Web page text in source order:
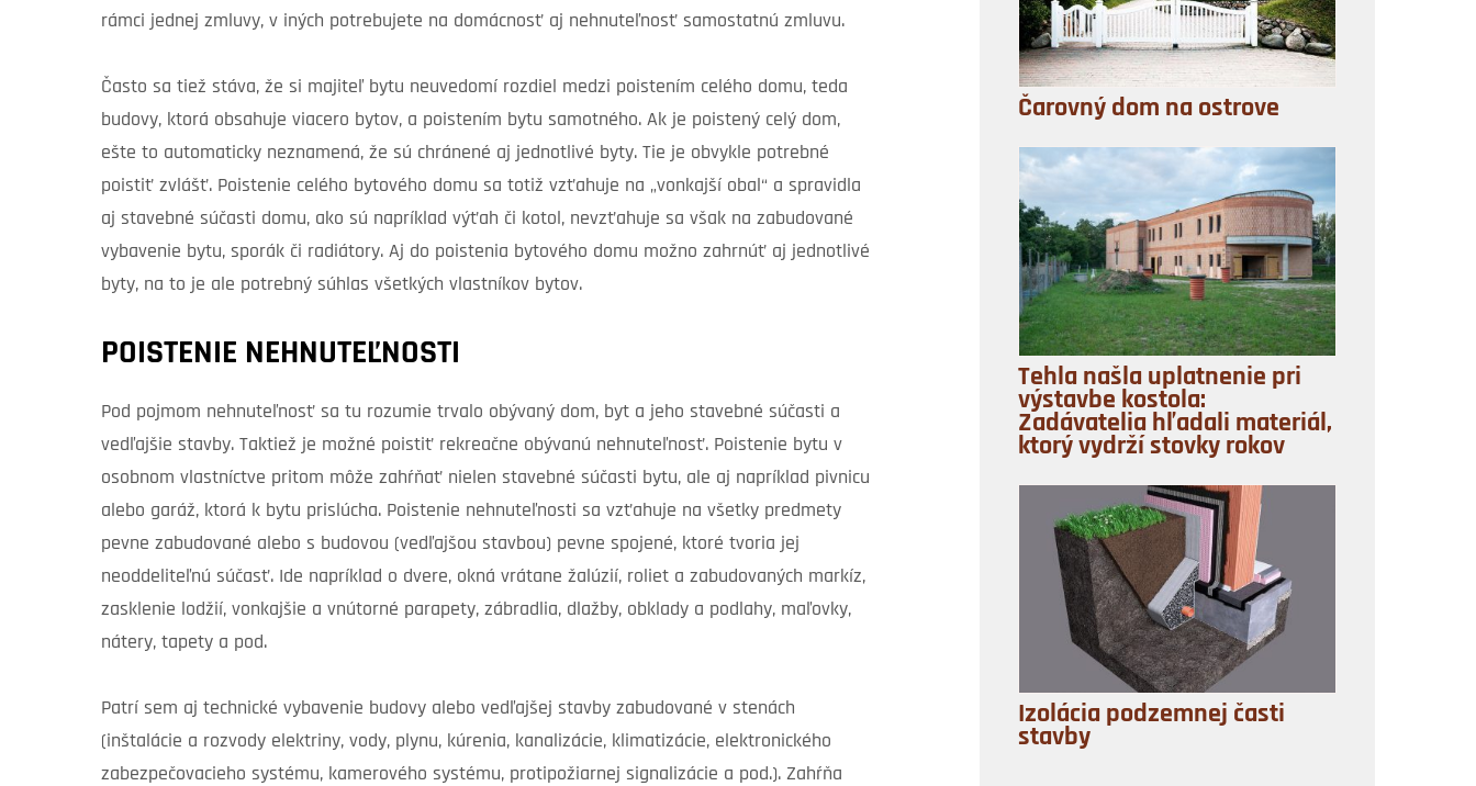
rámci jednej zmluvy, v iných potrebujete na domácnosť aj nehnuteľnosť samostatnú zmluvu.
Často sa tiež stáva, že si majiteľ bytu neuvedomí rozdiel medzi poistením celého domu, teda
budovy, ktorá obsahuje viacero bytov, a poistením bytu samotného. Ak je poistený celý dom,
ešte to automaticky neznamená, že sú chránené aj jednotlivé byty. Tie je obvykle potrebné
poistiť zvlášť. Poistenie celého bytového domu sa totiž vzťahuje na „vonkajší obal“ a spravidla
aj stavebné súčasti domu, ako sú napríklad výťah či kotol, nevzťahuje sa však na zabudované
vybavenie bytu, sporák či radiátory. Aj do poistenia bytového domu možno zahrnúť aj jednotlivé
byty, na to je ale potrebný súhlas všetkých vlastníkov bytov.
POISTENIE NEHNUTEĽNOSTI
Pod pojmom nehnuteľnosť sa tu rozumie trvalo obývaný dom, byt a jeho stavebné súčasti a
vedľajšie stavby. Taktiež je možné poistiť rekreačne obývanú nehnuteľnosť. Poistenie bytu v
osobnom vlastníctve pritom môže zahŕňať nielen stavebné súčasti bytu, ale aj napríklad pivnicu
alebo garáž, ktorá k bytu prislúcha. Poistenie nehnuteľnosti sa vzťahuje na všetky predmety
pevne zabudované alebo s budovou (vedľajšou stavbou) pevne spojené, ktoré tvoria jej
neoddeliteľnú súčasť. Ide napríklad o dvere, okná vrátane žalúzií, roliet a zabudovaných markíz,
zasklenie lodžií, vonkajšie a vnútorné parapety, zábradlia, dlažby, obklady a podlahy, maľovky,
nátery, tapety a pod.
Patrí sem aj technické vybavenie budovy alebo vedľajšej stavby zabudované v stenách
(inštalácie a rozvody elektriny, vody, plynu, kúrenia, kanalizácie, klimatizácie, elektronického
zabezpečovacieho systému, kamerového systému, protipožiarnej signalizácie a pod.). Zahŕňa
Čarovný dom na ostrove
Tehla našla uplatnenie pri
výstavbe kostola:
Zadávatelia hľadali materiál,
ktorý vydrží stovky rokov
Izolácia podzemnej časti
stavby